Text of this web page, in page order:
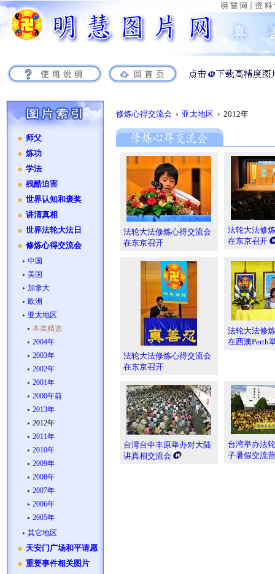
师父
炼功
学法
残酷迫害
世界认知和褒奖
讲清真相
世界法轮大法日
修炼心得交流会
中国
美国
加拿大
欧洲
亚太地区
本类精选
2004年
2003年
2002年
2001年
2000年前
2013年
2012年
2011年
2010年
2009年
2008年
2007年
2006年
2005年
其它地区
天安门广场和平请愿
重要事件相关图片
修炼心得交流会 › 亚太地区 › 2012年
法轮大法修炼心得交流会
在东京召开
法轮大法修
在东京召开
法轮大法修炼心得交流会
在东京召开
法轮大法修
在西澳Perth
台湾台中丰原举办对大陆
讲真相交流会
台湾举办法
子暑假交流营